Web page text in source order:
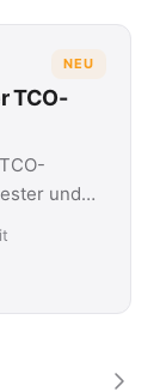
NEU
TCO-
und